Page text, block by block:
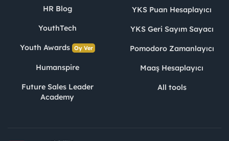
HR Blog
YouthTech
Youth Awards Oy Ver
Humanspire
Future Sales Leader
Academy
YKS Puan Hesaplayıcı
YKS Geri Sayım Sayacı
Pomodoro Zamanlayıcı
Maaş Hesaplayıcı
All tools